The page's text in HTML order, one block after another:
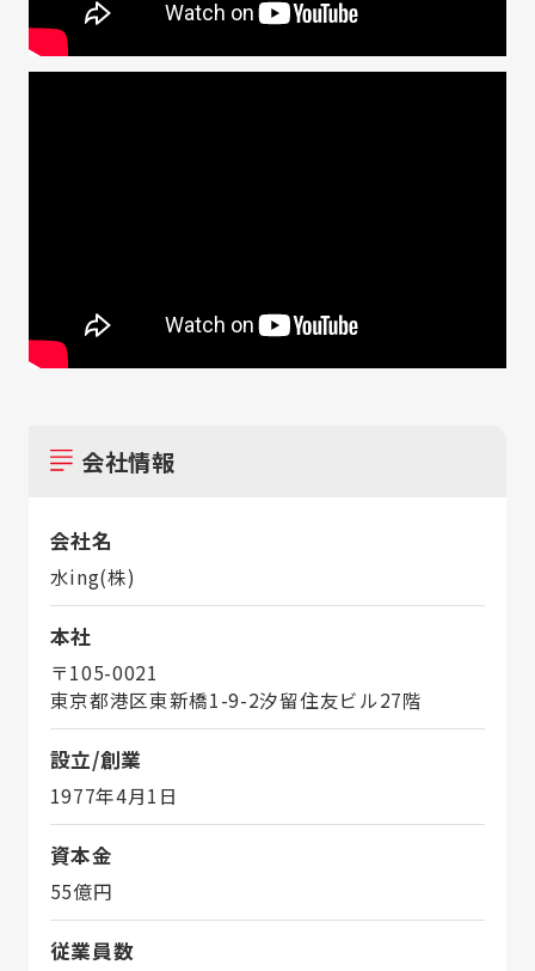
会社情報
会社名
水ing(株)
本社
〒105-0021
東京都港区東新橋1-9-2汐留住友ビル27階
設立/創業
1977年4月1日
資本金
55億円
従業員数